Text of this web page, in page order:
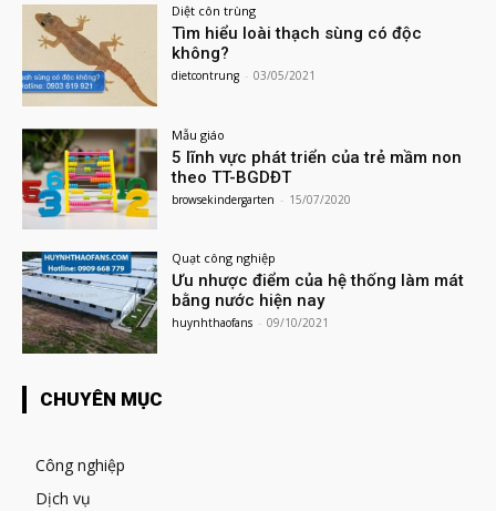
Diệt côn trùng
Tìm hiểu loài thạch sùng có độc
không?
dietcontrung - 03/05/2021
Mẫu giáo
5 lĩnh vực phát triển của trẻ mầm non
theo TT-BGDĐT
browsekindergarten - 15/07/2020
Quạt công nghiệp
Ưu nhược điểm của hệ thống làm mát
bằng nước hiện nay
huynhthaofans - 09/10/2021
CHUYÊN MỤC
Công nghiệp
Dịch vụ